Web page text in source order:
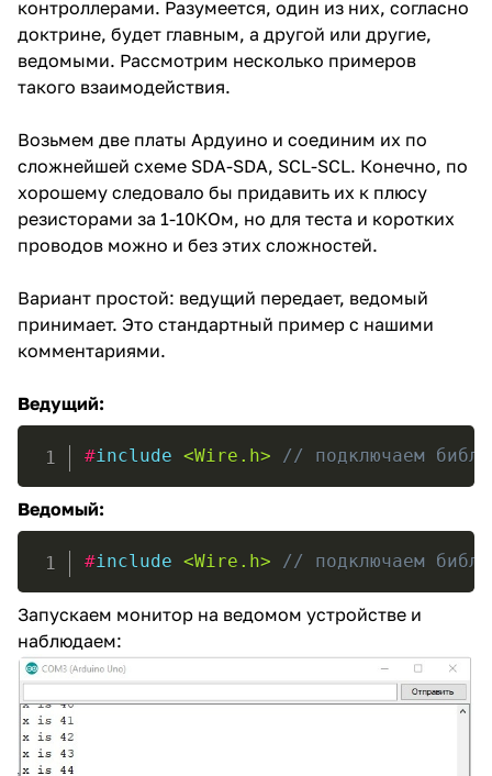
контроллерами. Разумеется, один из них, согласно
доктрине, будет главным, а другой или другие,
ведомыми. Рассмотрим несколько примеров
такого взаимодействия.
Возьмем две платы Ардуино и соединим их по
сложнейшей схеме SDA-SDA, SCL-SCL. Конечно, по
хорошему следовало бы придавить их к плюсу
резисторами за 1-10КОм, но для теста и коротких
проводов можно и без этих сложностей.
Вариант простой: ведущий передает, ведомый
принимает. Это стандартный пример с нашими
комментариями.
Ведущий:
#include <Wire.h> // подключаем
Ведомый:
#include <Wire.h> // подключаем
Запускаем монитор на ведомом устройстве и
наблюдаем: